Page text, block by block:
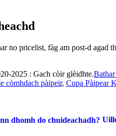
no pricelist, fàg am post-d agad
2025 : Gach còir glèidhte.
còmhdach pàipeir, Cupa Pàipear